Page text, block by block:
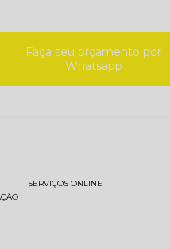
Faça seu orçamento por
Whatsapp
SERVIÇOS ONLINE